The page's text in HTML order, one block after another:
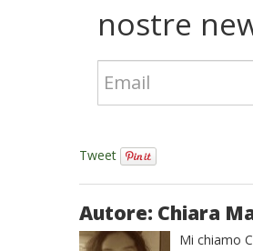
nostre
Tweet
Autore: Chiara
Mi chiamo